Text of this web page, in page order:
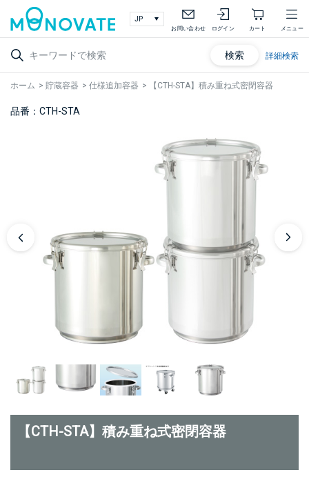
お問い合わせ ログイン カート メニュー
検索 詳細検索
ホーム > 貯蔵容器 > 仕様追加容器 > 【CTH-STA】積み重ね式密閉容器
品番：CTH-STA
【CTH-STA】積み重ね式密閉容器